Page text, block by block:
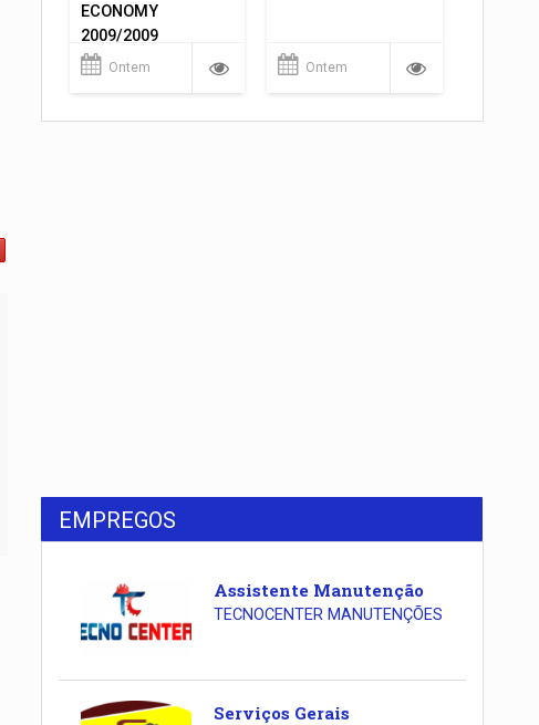
ECONOMY
2009/2009
Ontem Ontem
EMPREGOS
Assistente Manutenção
TECNOCENTER MANUTENÇÕES
Serviços Gerais